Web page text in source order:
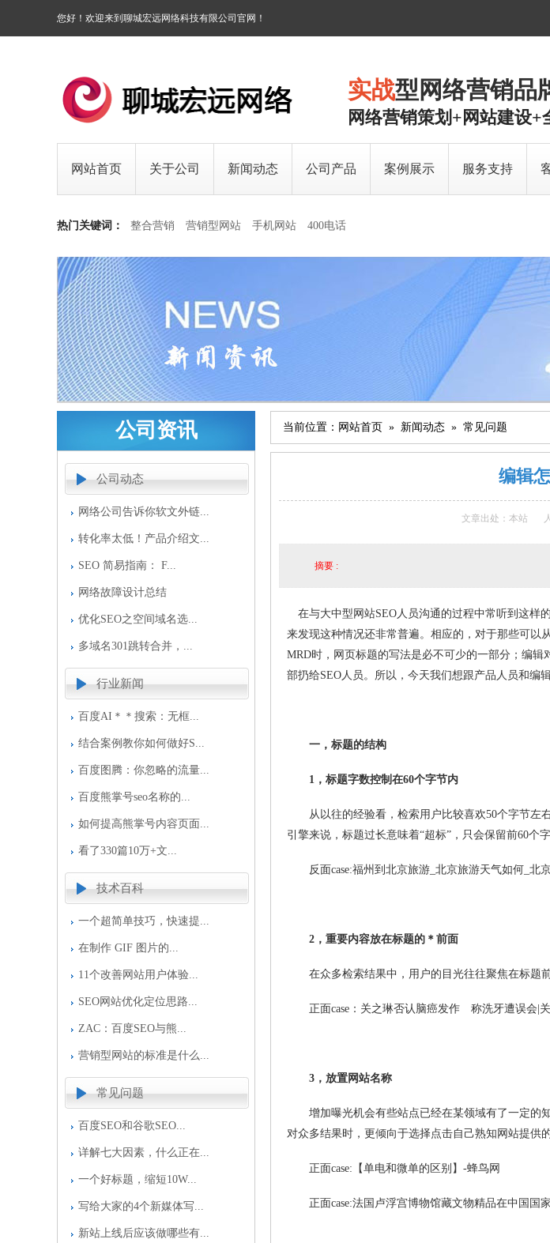
您好！欢迎来到聊城宏远网络科技有限公司官网！
实战型网络营销品
网络营销策划+网站建设
网站首页 关于公司 新闻动态 公司产品 案例展示 服务支持
热门关键词： 整合营销 营销型网站 手机网站 400电话
当前位置： 网站首页 » 新闻动态 » 常见问题
编辑
文章出处：本站
摘要 :
在与大中型网站SEO人员沟通的过程中常听到这样
来发现这种情况还非常普遍。相应的，对于那些可以
MRD时，网页标题的写法是必不可少的一部分；编
部扔给SEO人员。所以，今天我们想跟产品人员和编
一，标题的结构
1，标题字数控制在60个字节内
从以往的经验看，检索用户比较喜欢50个字节左
引擎来说，标题过长意味着“超标”，只会保留前60个字
反面case:福州到北京旅游_北京旅游天气如何_北
2，重要内容放在标题的＊前面
在众多检索结果中，用户的目光往往聚焦在标题前
正面case：关之琳否认脑癌发作 称洗牙遭误会|关
3，放置网站名称
增加曝光机会有些站点已经在某领域有了一定的知
对众多结果时，更倾向于选择点击自己熟知网站提供
正面case:【单电和微单的区别】-蜂鸟网
正面case:法国卢浮宫博物馆藏文物精品在中国国
公司资讯
公司动态
网络公司告诉你软文外链...
转化率太低！产品介绍文...
SEO 简易指南： F...
网络故障设计总结
优化SEO之空间域名选...
多域名301跳转合并，...
行业新闻
百度AI＊＊搜索：无框...
结合案例教你如何做好S...
百度图腾：你忽略的流量...
百度熊掌号seo名称的...
如何提高熊掌号内容页面...
看了330篇10万+文...
技术百科
一个超简单技巧，快速提...
在制作 GIF 图片的...
11个改善网站用户体验...
SEO网站优化定位思路...
ZAC：百度SEO与熊...
营销型网站的标准是什么...
常见问题
百度SEO和谷歌SEO...
详解七大因素，什么正在...
一个好标题，缩短10W...
写给大家的4个新媒体写...
新站上线后应该做哪些有...